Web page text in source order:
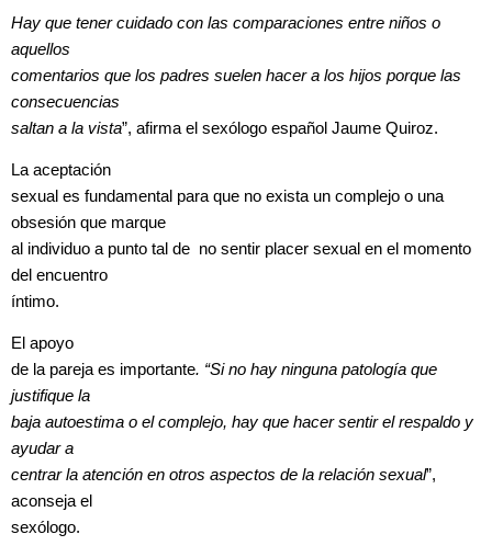
Hay que tener cuidado con las comparaciones entre niños o
aquellos
comentarios que los padres suelen hacer a los hijos porque las
consecuencias
saltan a la vista”, afirma el sexólogo español Jaume Quiroz.
La aceptación
sexual es fundamental para que no exista un complejo o una
obsesión que marque
al individuo a punto tal de no sentir placer sexual en el momento
del encuentro
íntimo.
El apoyo
de la pareja es importante. “Si no hay ninguna patología que
justifique la
baja autoestima o el complejo, hay que hacer sentir el respaldo y
ayudar a
centrar la atención en otros aspectos de la relación sexual”,
aconseja el
sexólogo.